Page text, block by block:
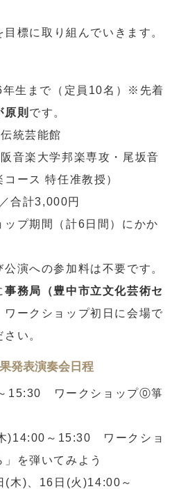
標に取り組んでいきます。
生まで（定員10名）※先着
原則 です。
統芸能館
音楽大学邦楽専攻・尾坂音
ース 特任准教授）
合計3,000円
プ期間（計6日間）にかか
演への参加料は不要です。
事務局（豊中市立文化芸術セ
ワークショップ初日に会場で
い。
発表演奏会日程
15:30 ワークショップ⓪箏
)14:00～15:30 ワークショ
を弾いてみよう
木)、16日(火)14:00～